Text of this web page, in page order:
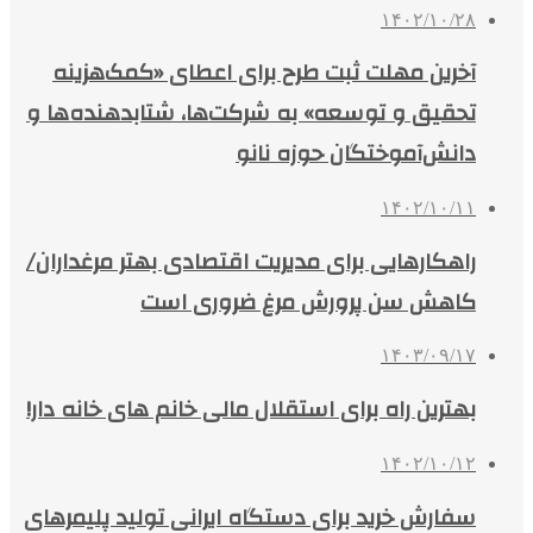
۱۴۰۲/۱۰/۲۸
آخرین مهلت ثبت طرح برای اعطای «کمک‌هزینه
تحقیق و توسعه» به شرکت‌ها، شتابدهنده‌ها و
دانش‌آموختگان حوزه نانو
۱۴۰۲/۱۰/۱۱
راهکارهایی برای مدیریت اقتصادی بهتر مرغداران/
کاهش سن پرورش مرغ ضروری است
۱۴۰۳/۰۹/۱۷
بهترین راه برای استقلال مالی خانم‌ های خانه‌ دار!
۱۴۰۲/۱۰/۱۲
سفارش خرید برای دستگاه ایرانی تولید پلیمرهای